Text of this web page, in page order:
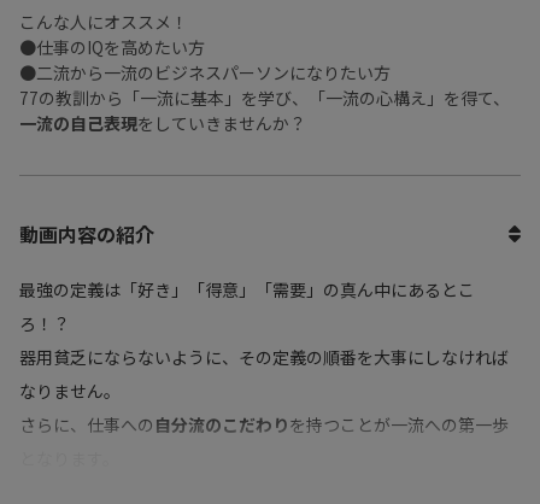
こんな人にオススメ！
●仕事のIQを高めたい方
●二流から一流のビジネスパーソンになりたい方
77の教訓から「一流に基本」を学び、「一流の心構え」を得て、
一流の自己表現をしていきませんか？
動画内容の紹介
最強の定義は「好き」「得意」「需要」の真ん中にあるとこ
ろ！？
器用貧乏にならないように、その定義の順番を大事にしなければ
なりません。
さらに、仕事への 自分流のこだわりを持つことが一流への第一歩